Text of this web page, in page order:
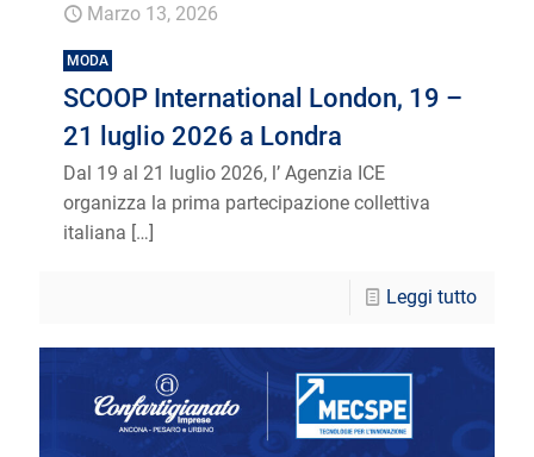
Marzo 13, 2026
MODA
SCOOP International London, 19 –
21 luglio 2026 a Londra
Dal 19 al 21 luglio 2026, l’ Agenzia ICE
organizza la prima partecipazione collettiva
italiana […]
Leggi tutto